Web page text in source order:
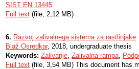
SIST EN 13445
Full text (file, 2,12 MB)
6. Razvoj zalivalnega sistema za rastlinjake
Blaž Osredkar, 2018, undergraduate thesis
Keywords: Zalivanje, Zalivalna rampa,
Full text (file, 3,54 MB) This document has